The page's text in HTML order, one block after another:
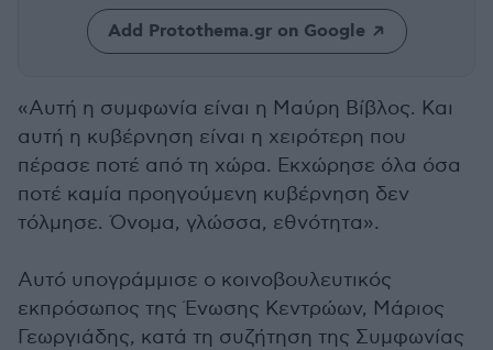
Add Protothema.gr on Google
«Αυτή η συμφωνία είναι η Μαύρη Βίβλος. Και
αυτή η κυβέρνηση είναι η χειρότερη που
πέρασε ποτέ από τη χώρα. Εκχώρησε όλα όσα
ποτέ καμία προηγούμενη κυβέρνηση δεν
τόλμησε. Όνομα, γλώσσα, εθνότητα».
Αυτό υπογράμμισε ο κοινοβουλευτικός
εκπρόσωπος της Ένωσης Κεντρώων, Μάριος
Γεωργιάδης, κατά τη συζήτηση της Συμφωνίας